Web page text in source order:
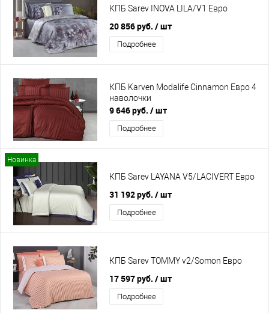
КПБ Sarev INOVA LILA/V1 Евро
20 856 руб. / шт
Подробнее
КПБ Karven Modalife Cinnamon Евро 4
наволочки
9 646 руб. / шт
Подробнее
Новинка
КПБ Sarev LAYANA V5/LACIVERT Евро
31 192 руб. / шт
Подробнее
КПБ Sarev TOMMY v2/Somon Евро
17 597 руб. / шт
Подробнее